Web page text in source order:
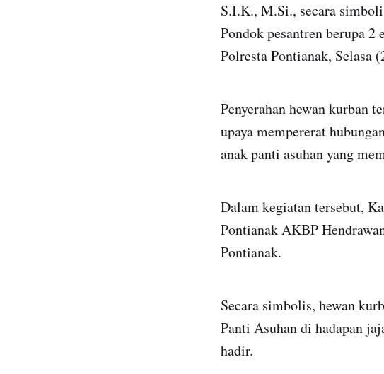
S.I.K., M.Si., secara
Pondok pesantren berupa
Polresta Pontianak, Selasa
Penyerahan hewan kurban
upaya mempererat
anak panti asuhan yang
Dalam kegiatan tersebut,
Pontianak AKBP
Pontianak.
Secara simbolis, hewan
Panti Asuhan di hadapan
hadir.